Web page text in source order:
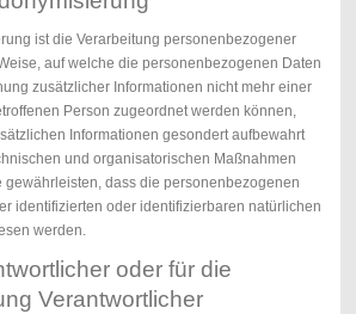
ist die Verarbeitung personenbezogener
auf welche die personenbezogenen Daten
zusätzlicher Informationen nicht mehr einer
Person zugeordnet werden können,
Informationen gesondert aufbewahrt
und organisatorischen Maßnahmen
gewährleisten, dass die personenbezogenen
identifizierten oder identifizierbaren natürlichen
werden.
oder für die
Verantwortlicher